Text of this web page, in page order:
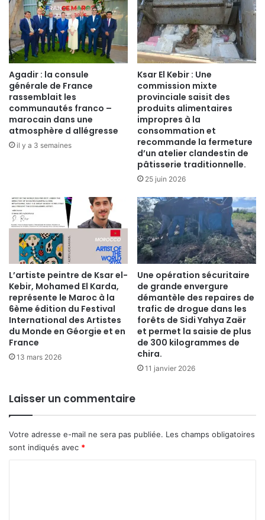
Agadir : la consule
générale de France
rassemblait les
communautés franco –
marocain dans une
atmosphère d allégresse
il y a 3 semaines
Ksar El Kebir : Une
commission mixte
provinciale saisit des
produits alimentaires
impropres à la
consommation et
recommande la fermeture
d’un atelier clandestin de
pâtisserie traditionnelle.
25 juin 2026
​L’artiste peintre de Ksar el-
Kebir, Mohamed El Karda,
représente le Maroc à la
6ème édition du Festival
International des Artistes
du Monde en Géorgie et en
France
13 mars 2026
Une opération sécuritaire
de grande envergure
démantèle des repaires de
trafic de drogue dans les
forêts de Sidi Yahya Zaër
et permet la saisie de plus
de 300 kilogrammes de
chira.
11 janvier 2026
Laisser un commentaire
Votre adresse e-mail ne sera pas publiée. Les champs obligatoires
sont indiqués avec *